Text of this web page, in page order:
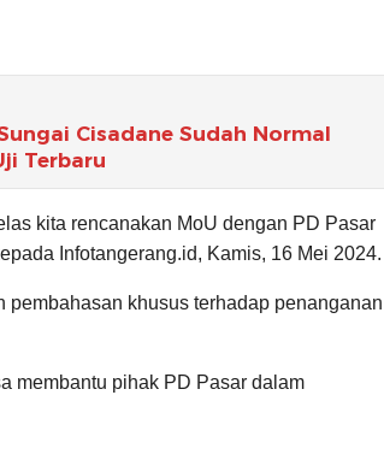
Cisadane Sudah Normal
Terbaru
kita rencanakan MoU dengan PD Pasar
Infotangerang.id, Kamis, 16 Mei 2024.
khusus terhadap penanganan
membantu pihak PD Pasar dalam